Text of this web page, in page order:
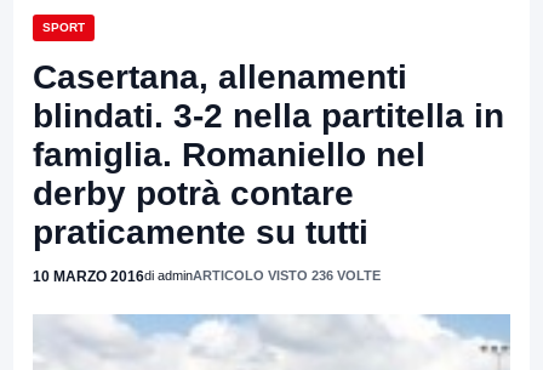
SPORT
Casertana, allenamenti
blindati. 3-2 nella partitella in
famiglia. Romaniello nel
derby potrà contare
praticamente su tutti
10 MARZO 2016di adminARTICOLO VISTO 236 VOLTE